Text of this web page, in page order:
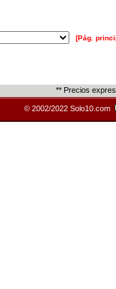
[Pág.
** Precios
© 2002/2022 Solo10.com